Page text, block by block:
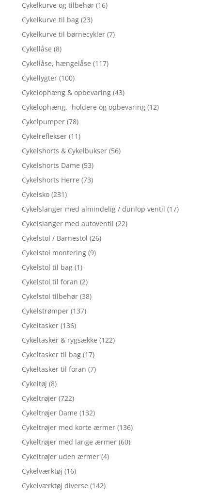
Cykelkurve og tilbehør (16)
Cykelkurve til bag (23)
Cykelkurve til børnecykler (7)
Cykellåse (8)
Cykellåse, hængelåse (117)
Cykellygter (100)
Cykelophæng & opbevaring (43)
Cykelophæng, -holdere og opbevaring (12)
Cykelpumper (78)
Cykelreflekser (11)
Cykelshorts & Cykelbukser (56)
Cykelshorts Dame (53)
Cykelshorts Herre (73)
Cykelsko (231)
Cykelslanger med almindelig / dunlop ventil (17)
Cykelslanger med autoventil (22)
Cykelstol / Barnestol (26)
Cykelstol montering (9)
Cykelstol til bag (1)
Cykelstol til foran (2)
Cykelstol tilbehør (38)
Cykelstrømper (137)
Cykeltasker (136)
Cykeltasker & rygsække (122)
Cykeltasker til bag (17)
Cykeltasker til foran (7)
Cykeltøj (8)
Cykeltrøjer (722)
Cykeltrøjer Dame (132)
Cykeltrøjer med korte ærmer (136)
Cykeltrøjer med lange ærmer (60)
Cykeltrøjer uden ærmer (4)
Cykelværktøj (16)
Cykelværktøj diverse (142)